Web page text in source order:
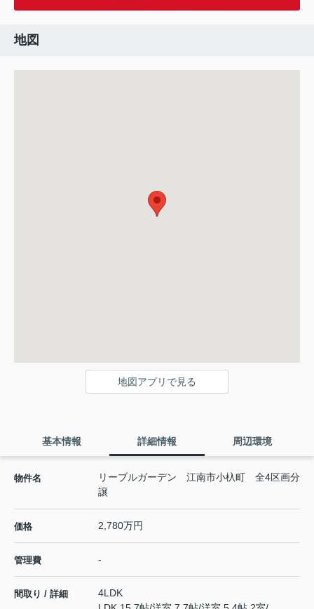
地図
地図アプリで見る
基本情報 詳細情報 周辺環境
物件名
リーブルガーデン 江南市小杁町 全4区画分
譲
価格 2,780万円
管理費 -
間取り / 詳細
4LDK